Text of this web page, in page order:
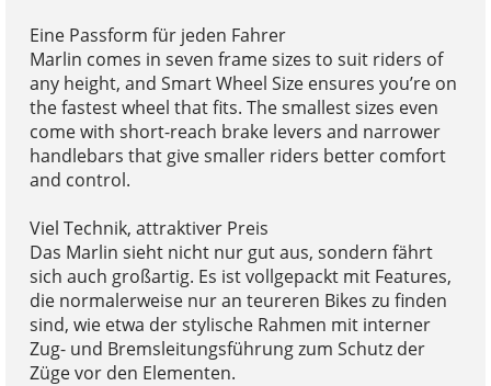
Eine Passform für jeden Fahrer
Marlin comes in seven frame sizes to suit riders of
any height, and Smart Wheel Size ensures you’re on
the fastest wheel that fits. The smallest sizes even
come with short-reach brake levers and narrower
handlebars that give smaller riders better comfort
and control.
Viel Technik, attraktiver Preis
Das Marlin sieht nicht nur gut aus, sondern fährt
sich auch großartig. Es ist vollgepackt mit Features,
die normalerweise nur an teureren Bikes zu finden
sind, wie etwa der stylische Rahmen mit interner
Zug- und Bremsleitungsführung zum Schutz der
Züge vor den Elementen.